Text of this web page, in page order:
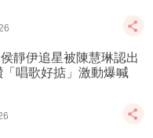
侯靜伊追星被陳慧琳認出
「唱歌好掂」激動爆喊